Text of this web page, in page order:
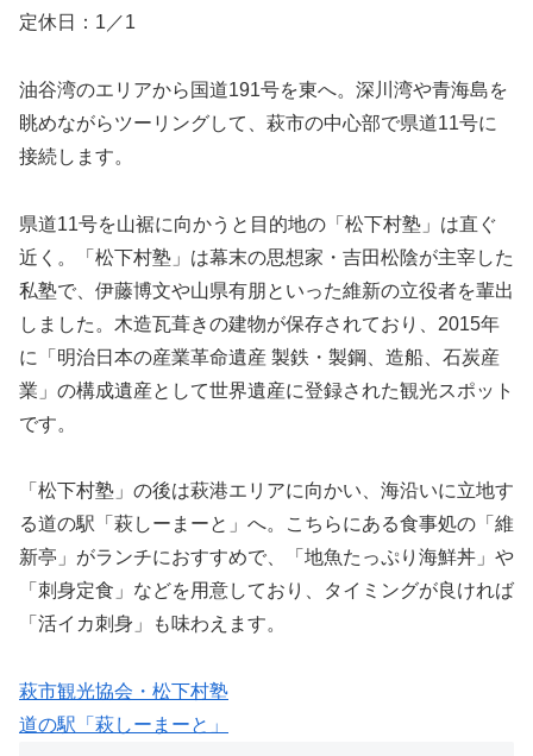
定休日：1／1
油谷湾のエリアから国道191号を東へ。深川湾や青海島を
眺めながらツーリングして、萩市の中心部で県道11号に
接続します。
県道11号を山裾に向かうと目的地の「松下村塾」は直ぐ
近く。「松下村塾」は幕末の思想家・吉田松陰が主宰した
私塾で、伊藤博文や山県有朋といった維新の立役者を輩出
しました。木造瓦葺きの建物が保存されており、2015年
に「明治日本の産業革命遺産 製鉄・製鋼、造船、石炭産
業」の構成遺産として世界遺産に登録された観光スポット
です。
「松下村塾」の後は萩港エリアに向かい、海沿いに立地す
る道の駅「萩しーまーと」へ。こちらにある食事処の「維
新亭」がランチにおすすめで、「地魚たっぷり海鮮丼」や
「刺身定食」などを用意しており、タイミングが良ければ
「活イカ刺身」も味わえます。
萩市観光協会・松下村塾
道の駅「萩しーまーと」